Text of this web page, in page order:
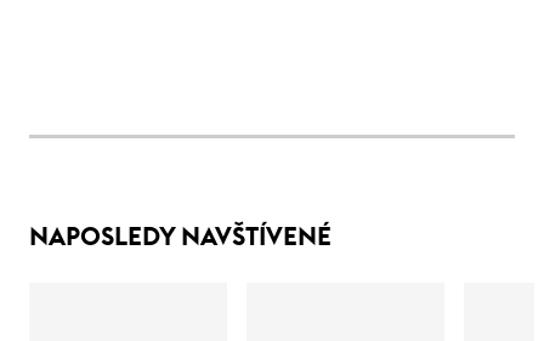
NAPOSLEDY NAVŠTÍVENÉ